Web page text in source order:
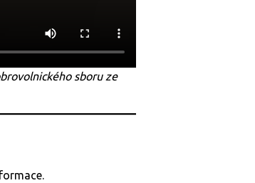
sboru ze